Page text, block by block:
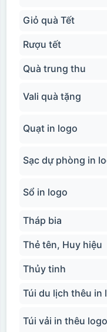
Giỏ quà Tết
Rượu tết
Quà trung thu
Vali quà tặng
Quạt in logo
Sạc dự phòng in
Sổ in logo
Tháp bia
Thẻ tên, Huy hiệu
Thủy tinh
Túi du lịch thêu in
Túi vải in thêu logo